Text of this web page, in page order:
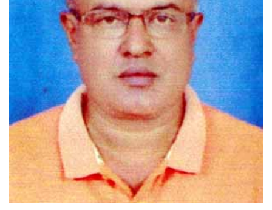
अर्जुन चन्द्रको ‘संवेदनाका प्रतिध्वनि’
मुक्तकसङ्ग्रह लोकार्पण
‘दुर्गा’ निर्माण गर्दै सम्राट